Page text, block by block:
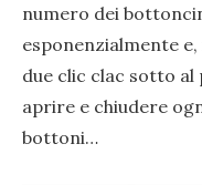
numero dei
esponenzialmente
due clic clac sotto
aprire e chiudere
bottoni…